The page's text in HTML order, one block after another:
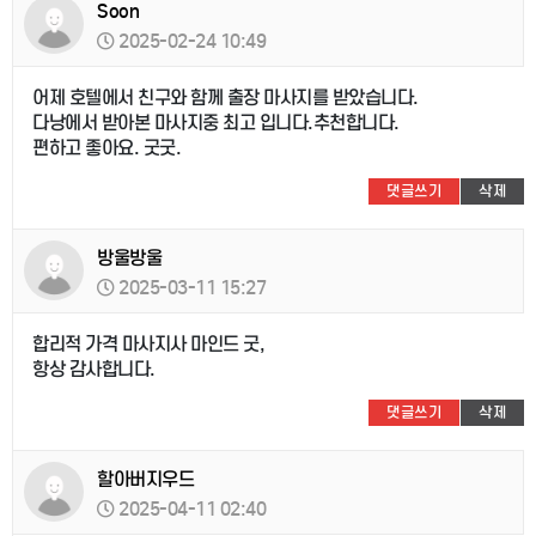
Soon
2025-02-24 10:49
어제 호텔에서 친구와 함께 출장 마사지를 받았습니다.
다낭에서 받아본 마사지중 최고 입니다.추천합니다.
편하고 좋아요. 굿굿.
댓글쓰기 삭제
방울방울
2025-03-11 15:27
합리적 가격 마사지사 마인드 굿,
항상 감사합니다.
댓글쓰기 삭제
할아버지우드
2025-04-11 02:40